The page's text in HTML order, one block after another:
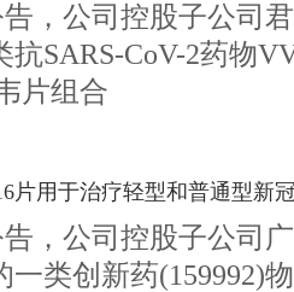
，公司控股子公司
SARS-CoV-2药物
片组合
片用于治疗轻型和普通型新
，公司控股子公司
类创新药(159992)